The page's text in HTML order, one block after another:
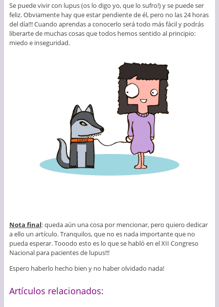
Se puede vivir con lupus (os lo digo yo, que lo sufro!) y se puede ser
feliz. Obviamente hay que estar pendiente de él, pero no las 24 horas
del día!!! Cuando aprendas a conocerlo será todo más fácil y podrás
liberarte de muchas cosas que todos hemos sentido al principio:
miedo e inseguridad.
Nota final: queda aún una cosa por mencionar, pero quiero dedicar
a ello un artículo. Tranquilos, que no es nada importante que no
pueda esperar. Tooodo esto es lo que se habló en el XII Congreso
Nacional para pacientes de lupus!!!
Espero haberlo hecho bien y no haber olvidado nada!
Artículos relacionados: